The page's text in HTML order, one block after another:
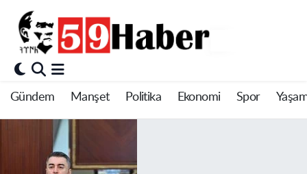
Gündem Manşet Politika Ekonomi Spor